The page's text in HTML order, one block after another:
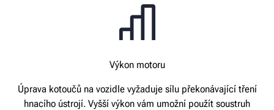
Výkon motoru
Úprava kotoučů na vozidle vyžaduje sílu překonávající tření
hnacího ústrojí. Vyšší výkon vám umožní použít soustruh